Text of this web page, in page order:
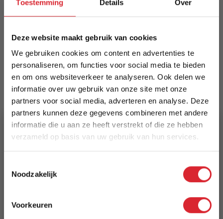
Toestemming Details Over
Deze website maakt gebruik van cookies
We gebruiken cookies om content en advertenties te
personaliseren, om functies voor social media te bieden
en om ons websiteverkeer te analyseren. Ook delen we
informatie over uw gebruik van onze site met onze
partners voor social media, adverteren en analyse. Deze
partners kunnen deze gegevens combineren met andere
informatie die u aan ze heeft verstrekt of die ze hebben
verzameld op basis van uw gebruik van hun services.
Noodzakelijk
Voorkeuren
op een zwart metalen frame. Verkrijgbaar in
Meer informatie
Merk
Kick Collection
EAN
8721202354006
€ 189,00
3 tot 5 werkdagen